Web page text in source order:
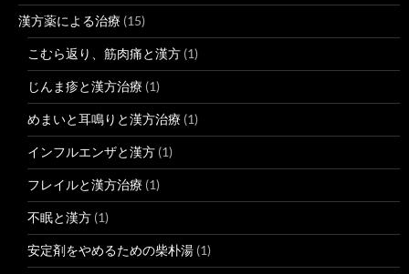
漢方薬による治療 (15)
こむら返り、筋肉痛と漢方 (1)
じんま疹と漢方治療 (1)
めまいと耳鳴りと漢方治療 (1)
インフルエンザと漢方 (1)
フレイルと漢方治療 (1)
不眠と漢方 (1)
安定剤をやめるための柴朴湯 (1)